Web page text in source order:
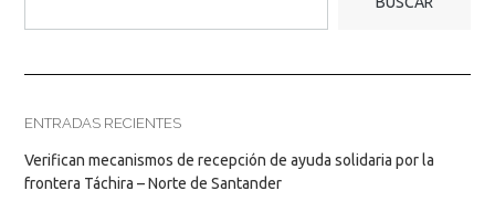
ENTRADAS RECIENTES
Verifican mecanismos de recepción de ayuda solidaria por la
frontera Táchira – Norte de Santander